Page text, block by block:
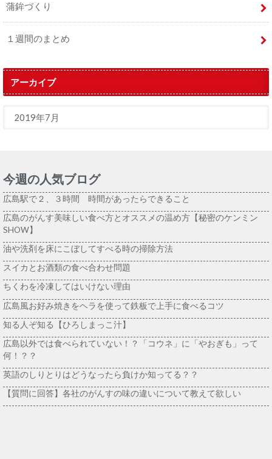
蒲鉾づくり
１週間のまとめ
アーカイブ
今週の人気ブログ
広島駅で２、３時間 時間があったらできること
広島のがんす美味しい食べ方とオススメの温め方【秘密のケンミン
SHOW】
油や洗剤を床にこぼしてすべる時の掃除方法
スイカとお酒類の食べ合わせ問題
ちくわを冷凍してはいけない理由
広島風お好み焼きをヘラを使って鉄板で上手に食べるコツ
知る人ぞ知る【ひろしまっこ汁】
広島以外では食べられていない！？「コウネ」に「やおぎも」って
何！？？
英語のしりとりはどうなったら負けか知ってる？？
【質問に回答】各社のがんすの味の違いについて教えて欲しい